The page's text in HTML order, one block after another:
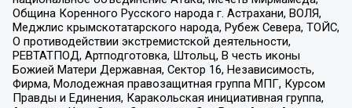
Община Коренного Русского народа г. Астрахани, ВОЛЯ,
Меджлис крымскотатарского народа, Рубеж Севера, ТОЙС,
О противодействии экстремистской деятельности,
РЕВТАТПОД, Артподготовка, Штольц, В честь иконы
Божией Матери Державная, Сектор 16, Независимость,
Фирма, Молодежная правозащитная группа МПГ, Курсом
Правды и Единения, Каракольская инициативная группа,